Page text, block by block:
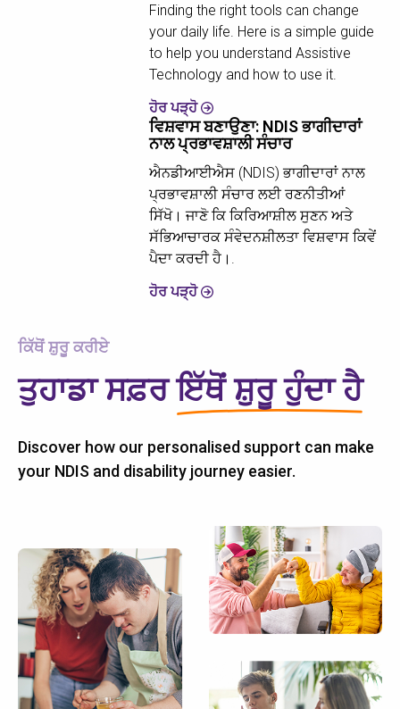
Finding the right tools can change
your daily life. Here is a simple guide
to help you understand Assistive
Technology and how to use it.
ਹੋਰ ਪੜ੍ਹੋ
ਵਿਸ਼ਵਾਸ ਬਣਾਉਣਾ: NDIS ਭਾਗੀਦਾਰਾਂ
ਨਾਲ ਪ੍ਰਭਾਵਸ਼ਾਲੀ ਸੰਚਾਰ
ਐਨਡੀਆਈਐਸ (NDIS) ਭਾਗੀਦਾਰਾਂ ਨਾਲ
ਪ੍ਰਭਾਵਸ਼ਾਲੀ ਸੰਚਾਰ ਲਈ ਰਣਨੀਤੀਆਂ
ਸਿੱਖੋ। ਜਾਣੋ ਕਿ ਕਿਰਿਆਸ਼ੀਲ ਸੁਣਨ ਅਤੇ
ਸੱਭਿਆਚਾਰਕ ਸੰਵੇਦਨਸ਼ੀਲਤਾ ਵਿਸ਼ਵਾਸ ਕਿਵੇਂ
ਪੈਦਾ ਕਰਦੀ ਹੈ।.
ਹੋਰ ਪੜ੍ਹੋ
ਕਿੱਥੋਂ ਸ਼ੁਰੂ ਕਰੀਏ
ਤੁਹਾਡਾ ਸਫ਼ਰਇੱਥੋਂ ਸ਼ੁਰੂ ਹੁੰਦਾ ਹੈ
Discover how our personalised support can make
your NDIS and disability journey easier.